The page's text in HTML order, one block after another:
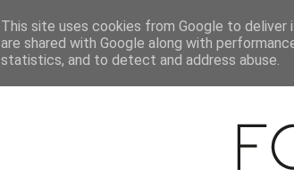
BLOG O MNIE
This site uses cookies from Google to deliver
are shared with Google along with
statistics, and to detect and address abuse.